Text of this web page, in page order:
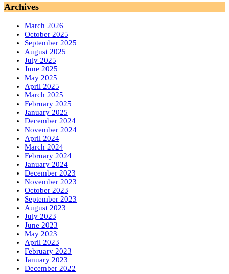
Archives
March 2026
October 2025
September 2025
August 2025
July 2025
June 2025
May 2025
April 2025
March 2025
February 2025
January 2025
December 2024
November 2024
April 2024
March 2024
February 2024
January 2024
December 2023
November 2023
October 2023
September 2023
August 2023
July 2023
June 2023
May 2023
April 2023
February 2023
January 2023
December 2022